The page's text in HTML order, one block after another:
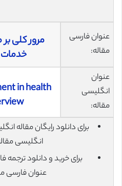
عنوان فارسی
مقاله:
مرور کلی
عنوان
انگلیسی
مقاله:
in health
انگلیسی
برای خرید و دانلود ترجمه
عنوان فارسی